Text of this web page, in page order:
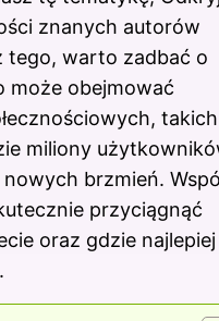
znanych autorów
tego, warto zadbać o
może obejmować
miliony
brzmień.
przyciągnąć
oraz gdzie najlepiej